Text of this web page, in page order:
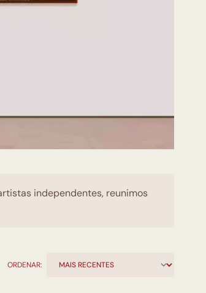
independentes, reunimos
ORDENAR: